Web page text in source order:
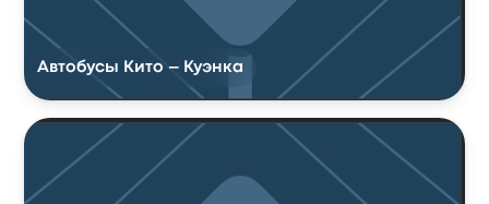
Автобусы Кито – Куэнка